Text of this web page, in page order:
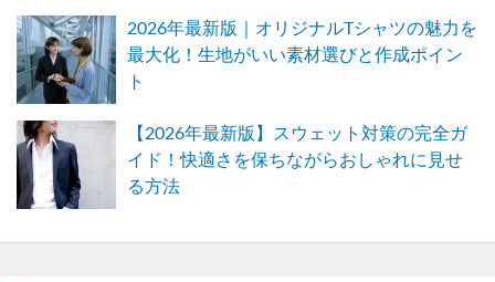
2026年最新版｜オリジナルTシャツの魅力を
最大化！生地がいい素材選びと作成ポイン
ト
【2026年最新版】スウェット対策の完全ガ
イド！快適さを保ちながらおしゃれに見せ
る方法